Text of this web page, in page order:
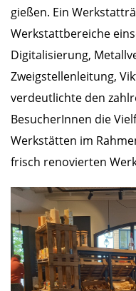
gießen. Ein
Werkstattbereiche
Digitalisierung,
Zweigstellenleitung,
verdeutlichte den
BesucherInnen die
Werkstätten im
frisch renovierten